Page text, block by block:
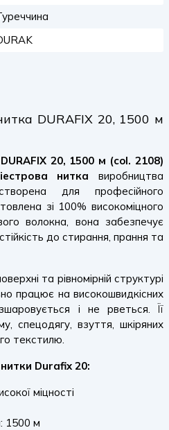
DURAFIX 20, 1500 м
20, 1500 м (col. 2108)
нитка виробництва
для професійного
зі 100% високоміцного
волокна, вона забезпечує
до стирання, прання та
та рівномірній структурі
працює на високошвидкісних
і не рветься. Її
спецодягу, взуття, шкіряних
текстилю.
Durafix 20:
міцності
1500 м